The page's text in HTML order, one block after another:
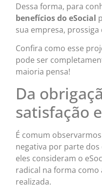
Dessa forma, para
benefícios do eSocial
sua empresa,
Confira como esse
pode ser
maioria pensa!
Da
satisfação
É comum
negativa por parte
eles consideram o
radical na forma como
realizada.